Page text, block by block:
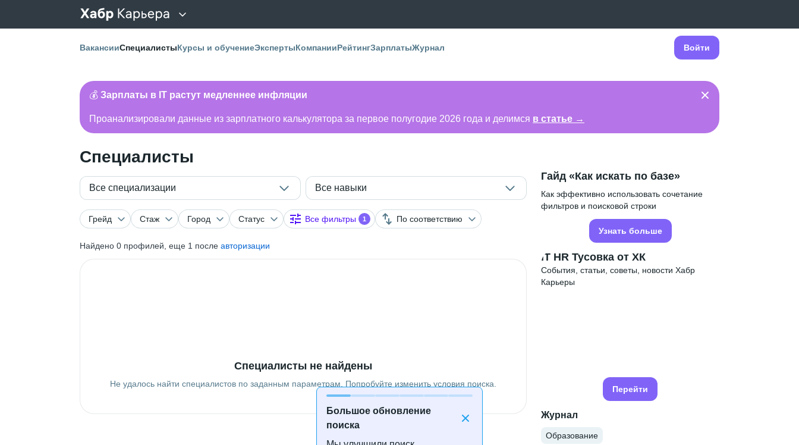
ВакансииСпециалистыКурсы и обучениеЭкспертыКомпанииРейтингЗарплатыЖурнал Войти
💰 Зарплаты в IT растут медленнее инфляции
Проанализировали данные из зарплатного калькулятора за первое полугодие 2026 года и делимся в статье →
Специалисты
Все специализации Все навыки
Грейд Стаж Город Статус Все фильтры 1 По соответствию
Найдено 0 профилей, еще 1 после авторизации
Большое обновление
поиска
Специалисты не найдены
Не удалось найти специалистов по заданным параметрам. Попробуйте изменить условия поиска.
Гайд «Как искать по базе»
Как эффективно использовать сочетание
фильтров и поисковой строки
Узнать больше
IT HR Тусовка от ХК
События, статьи, советы, новости Хабр
Карьеры
Перейти
Журнал
Образование